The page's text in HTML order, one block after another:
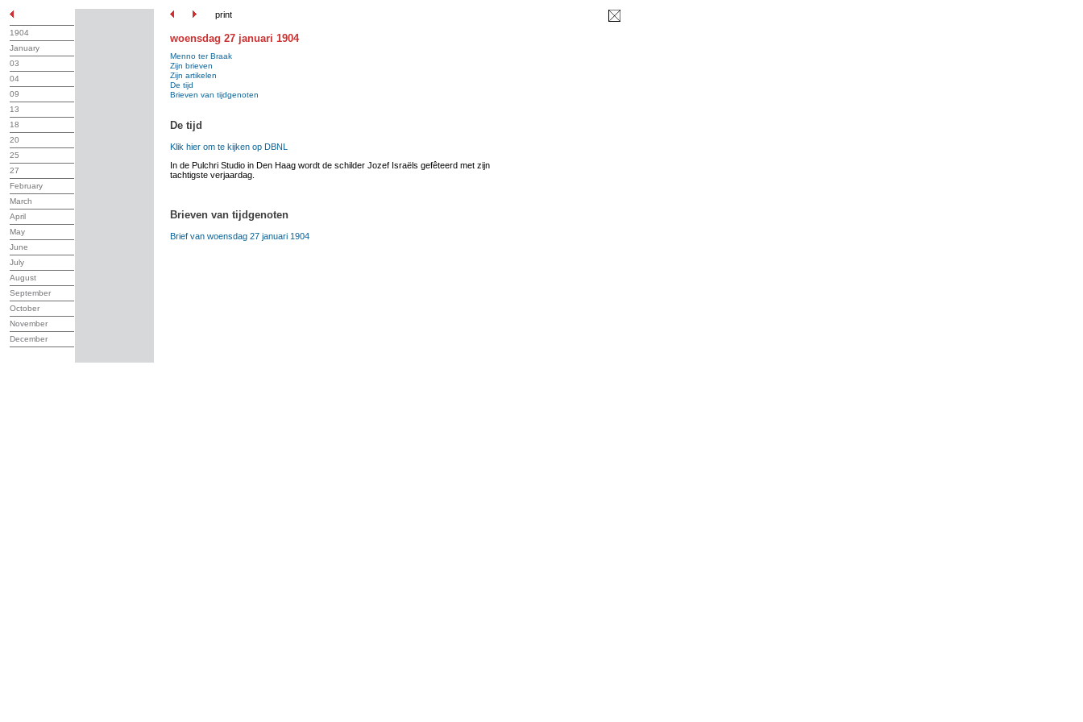
print
1904
January
03
04
09
13
18
20
25
27
February
March
April
May
June
July
August
September
October
November
December
woensdag 27 januari 1904
Menno ter Braak
Zijn brieven
Zijn artikelen
De tijd
Brieven van tijdgenoten
De tijd
Klik hier om te kijken op DBNL
In de Pulchri Studio in Den Haag wordt de schilder Jozef Israëls gefêteerd met zijn
tachtigste verjaardag.
Brieven van tijdgenoten
Brief van woensdag 27 januari 1904